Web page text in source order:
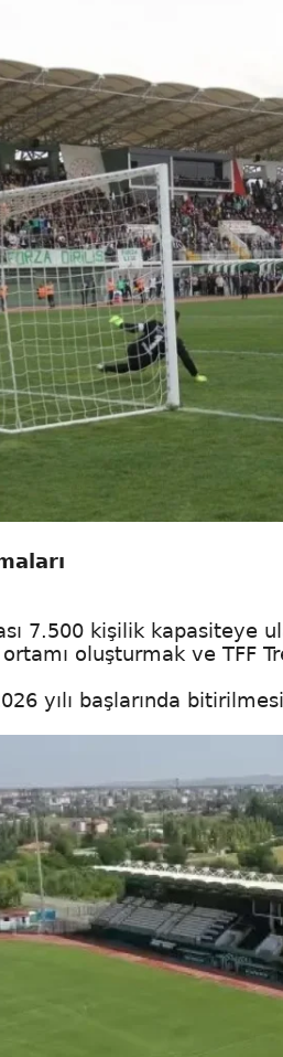
7.500 kişilik kapasiteye
oluşturmak ve TFF
yılı başlarında